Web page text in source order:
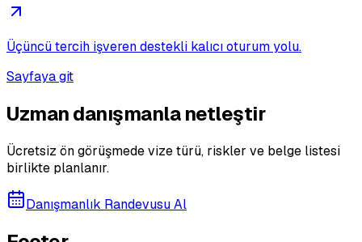
Üçüncü tercih işveren destekli kalıcı oturum yolu.
Sayfaya git
Uzman danışmanla netleştir
Ücretsiz ön görüşmede vize türü, riskler ve belge listesi
birlikte planlanır.
Danışmanlık Randevusu Al